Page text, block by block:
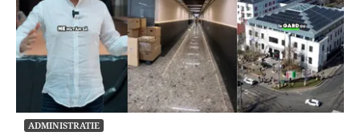
ADMINISTRATIE